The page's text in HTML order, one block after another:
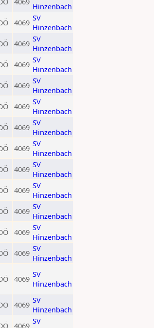
Hinzenbach
4069 SV
Hinzenbach
4069 SV
Hinzenbach
4069 SV
Hinzenbach
4069 SV
Hinzenbach
4069 SV
Hinzenbach
4069 SV
Hinzenbach
4069 SV
Hinzenbach
4069 SV
Hinzenbach
4069 SV
Hinzenbach
4069 SV
Hinzenbach
4069 SV
Hinzenbach
4069 SV
Hinzenbach
4069 SV
Hinzenbach
4069 SV
Hinzenbach
4069 SV